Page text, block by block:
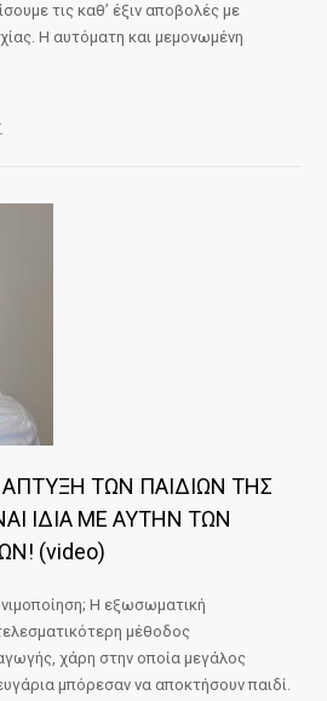
τις καθ’ έξιν αποβολές με
Η αυτόματη και μεμονωμένη
ΤΩΝ ΠΑΙΔΙΩΝ ΤΗΣ
ΙΔΙΑ ΜΕ ΑΥΤΗΝ ΤΩΝ
(video)
Η εξωσωματική
μέθοδος
χάρη στην οποία μεγάλος
μπόρεσαν να αποκτήσουν παιδί.